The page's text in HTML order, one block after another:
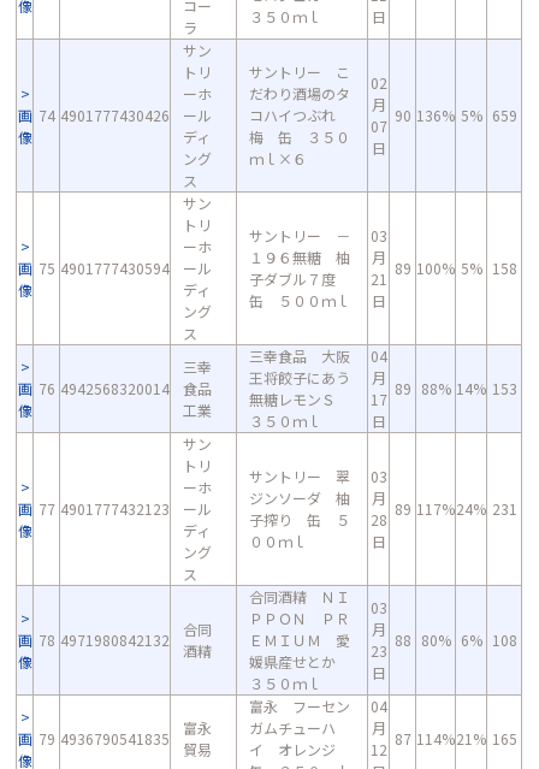
像
コー
ラ
３５０ｍｌ
日
画
像
74 4901777430426
サン
トリ
ーホ
ール
ディ
ング
ス
サントリー こ
だわり酒場のタ
コハイつぶれ
梅 缶 ３５０
ｍｌ×６
02
月
07
日
90 136% 5% 659
画
像
75 4901777430594
サン
トリ
ーホ
ール
ディ
ング
ス
サントリー －
１９６無糖 柚
子ダブル７度
缶 ５００ｍｌ
03
月
21
日
89 100% 5% 158
画
像
76 4942568320014
三幸
食品
工業
三幸食品 大阪
王将餃子にあう
無糖レモンＳ
３５０ｍｌ
04
月
17
日
89 88% 14% 153
画
像
77 4901777432123
サン
トリ
ーホ
ール
ディ
ング
ス
サントリー 翠
ジンソーダ 柚
子搾り 缶 ５
００ｍｌ
03
月
28
日
89 117%24% 231
画
像
78 4971980842132
合同
酒精
合同酒精 ＮＩ
ＰＰＯＮ ＰＲ
ＥＭＩＵＭ 愛
媛県産せとか
３５０ｍｌ
03
月
23
日
88 80% 6% 108
画
像
79 4936790541835
富永
貿易
富永 フーセン
ガムチューハ
イ オレンジ
04
月
12
87 114%21% 165